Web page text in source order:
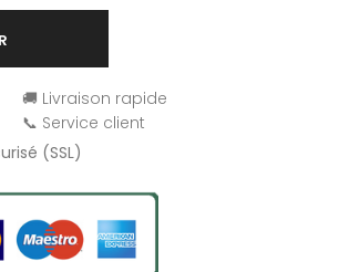
🚚 Livraison rapide
📞 Service client
(SSL)